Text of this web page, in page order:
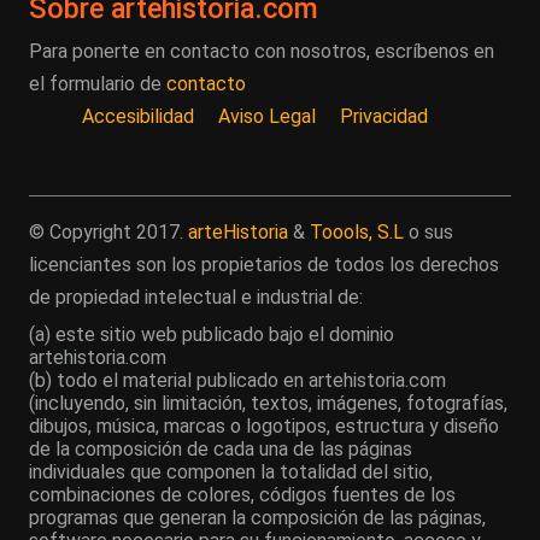
Sobre artehistoria.com
Para ponerte en contacto con nosotros, escríbenos en
el formulario de contacto
Accesibilidad
Aviso Legal Privacidad
© Copyright 2017. arteHistoria & Toools, S.L o sus
licenciantes son los propietarios de todos los derechos
de propiedad intelectual e industrial de:
(a) este sitio web publicado bajo el dominio
artehistoria.com
(b) todo el material publicado en artehistoria.com
(incluyendo, sin limitación, textos, imágenes, fotografías,
dibujos, música, marcas o logotipos, estructura y diseño
de la composición de cada una de las páginas
individuales que componen la totalidad del sitio,
combinaciones de colores, códigos fuentes de los
programas que generan la composición de las páginas,